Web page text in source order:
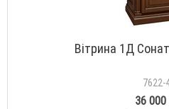
Вітрина 1Д
7622-
36 000